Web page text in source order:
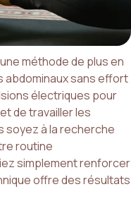
méthode de plus en
abdominaux sans effort
électriques pour
de travailler les
soyez à la recherche
routine
simplement renforcer
offre des résultats